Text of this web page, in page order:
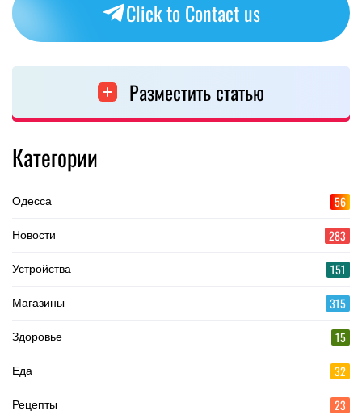
Click to Contact us
Разместить статью
Категории
Одесса 56
Новости 283
Устройства 151
Магазины 315
Здоровье 15
Еда 32
Рецепты 23